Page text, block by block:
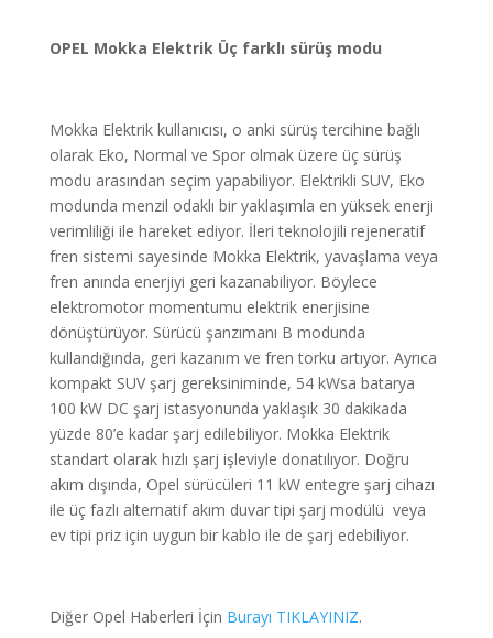
OPEL Mokka Elektrik Üç farklı sürüş modu
Mokka Elektrik kullanıcısı, o anki sürüş tercihine bağlı
olarak Eko, Normal ve Spor olmak üzere üç sürüş
modu arasından seçim yapabiliyor. Elektrikli SUV, Eko
modunda menzil odaklı bir yaklaşımla en yüksek enerji
verimliliği ile hareket ediyor. İleri teknolojili rejeneratif
fren sistemi sayesinde Mokka Elektrik, yavaşlama veya
fren anında enerjiyi geri kazanabiliyor. Böylece
elektromotor momentumu elektrik enerjisine
dönüştürüyor. Sürücü şanzımanı B modunda
kullandığında, geri kazanım ve fren torku artıyor. Ayrıca
kompakt SUV şarj gereksiniminde, 54 kWsa batarya
100 kW DC şarj istasyonunda yaklaşık 30 dakikada
yüzde 80’e kadar şarj edilebiliyor. Mokka Elektrik
standart olarak hızlı şarj işleviyle donatılıyor. Doğru
akım dışında, Opel sürücüleri 11 kW entegre şarj cihazı
ile üç fazlı alternatif akım duvar tipi şarj modülü veya
ev tipi priz için uygun bir kablo ile de şarj edebiliyor.
Diğer Opel Haberleri İçin Burayı TIKLAYINIZ.